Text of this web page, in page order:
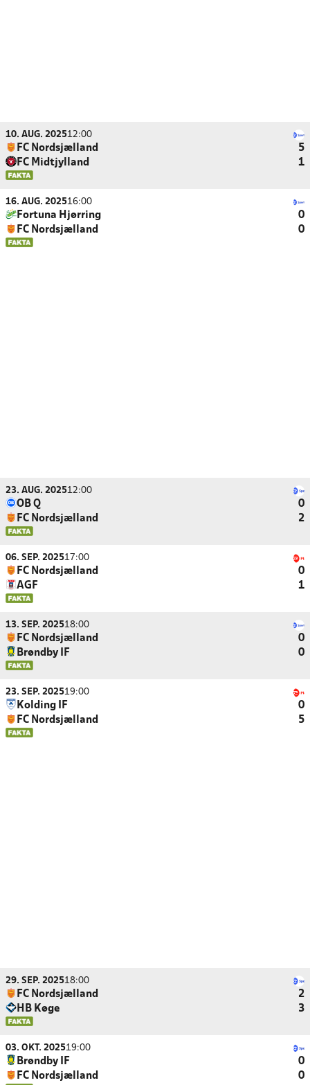
10. AUG. 202512:00
FC Nordsjælland
5
FC Midtjylland
1
16. AUG. 202516:00
Fortuna Hjørring
0
FC Nordsjælland
0
23. AUG. 202512:00
OB Q
0
FC Nordsjælland
2
06. SEP. 202517:00
FC Nordsjælland
0
AGF
1
13. SEP. 202518:00
FC Nordsjælland
0
Brøndby IF
0
23. SEP. 202519:00
Kolding IF
0
FC Nordsjælland
5
29. SEP. 202518:00
FC Nordsjælland
2
HB Køge
3
03. OKT. 202519:00
Brøndby IF
0
FC Nordsjælland
0